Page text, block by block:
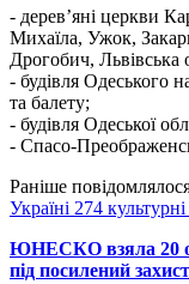
- дерев’яні церкви
Михаїла, Ужок,
Дрогобич, Львівська
- будівля Одеського
та балету;
- будівля Одеської
- Спасо-
Раніше
Україні 274
ЮНЕСКО взяла 20
під посилений захист